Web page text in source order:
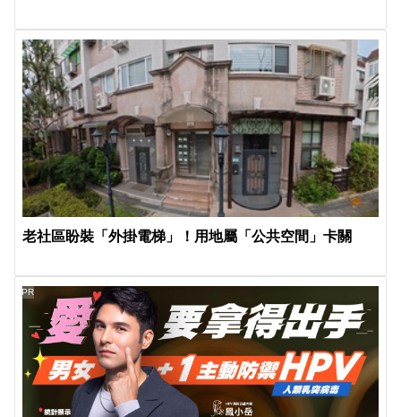
老社區盼裝「外掛電梯」！用地屬「公共空間」卡關
PR